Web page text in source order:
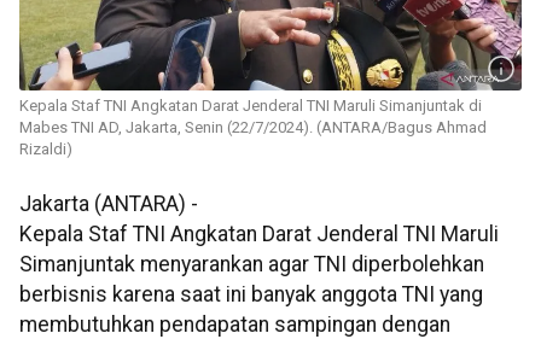
Kepala Staf TNI Angkatan Darat Jenderal TNI Maruli Simanjuntak di
Mabes TNI AD, Jakarta, Senin (22/7/2024). (ANTARA/Bagus Ahmad
Rizaldi)
Jakarta (ANTARA) -
Kepala Staf TNI Angkatan Darat Jenderal TNI Maruli
Simanjuntak menyarankan agar TNI diperbolehkan
berbisnis karena saat ini banyak anggota TNI yang
membutuhkan pendapatan sampingan dengan